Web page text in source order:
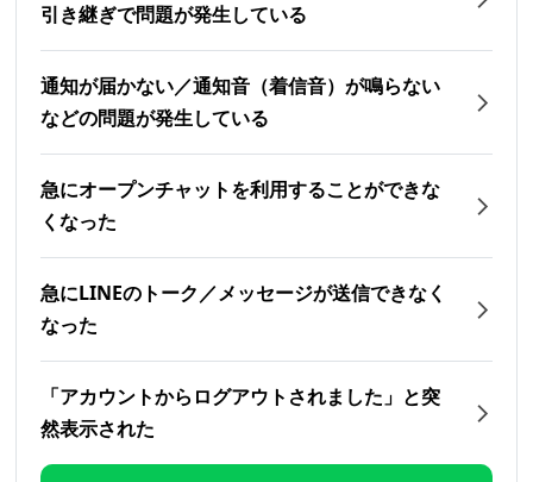
引き継ぎで問題が発生している
通知が届かない／通知音（着信音）が鳴らない
などの問題が発生している
急にオープンチャットを利用することができな
くなった
急にLINEのトーク／メッセージが送信できなく
なった
「アカウントからログアウトされました」と突
然表示された